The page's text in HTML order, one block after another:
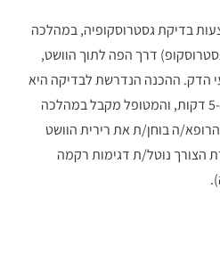
בדיקת גסטרוסקופיה, במהלכה
דרך הפה לתוך הוושט,
הדק. ההכנה הנדרשת לבדיקה היא
צום בלבד. הבדיקה נמשכת 5-15 דקות, והמטופל מקבל במהלכה
ה בוחן/ת את רירית הוושט
הצורך נוטל/ת דגימות רקמה